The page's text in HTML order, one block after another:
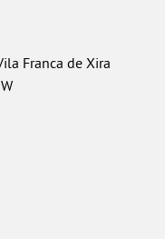
Franca de Xira